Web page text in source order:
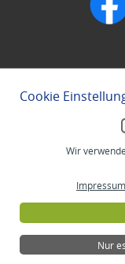
Cookie
Wir
Impressum
Nur